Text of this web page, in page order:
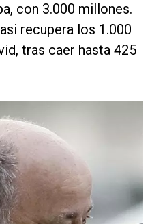
con 3.000 millones.
recupera los 1.000
tras caer hasta 425